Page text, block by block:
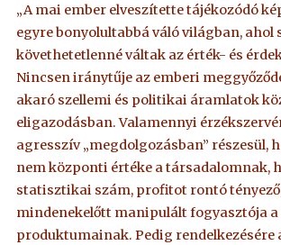
„A mai ember elveszítette tájékozódó
egyre bonyolultabbá váló világban, ahol
követhetetlenné váltak az érték- és
Nincsen iránytűje az emberi
akaró szellemi és politikai áramlatok
eligazodásban. Valamennyi
agresszív „megdolgozásban” részesül,
nem központi értéke a társadalomnak,
statisztikai szám, profitot rontó
mindenekelőtt manipulált fogyasztója a
produktumainak. Pedig rendelkezésére